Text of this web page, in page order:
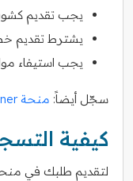
يجب تقديم
يشترط تقديم
يجب استيفاء
سجّل أيضاً: منحة Wagner للقيادة في نيويورك
كيفية
لتقديم طلبك في